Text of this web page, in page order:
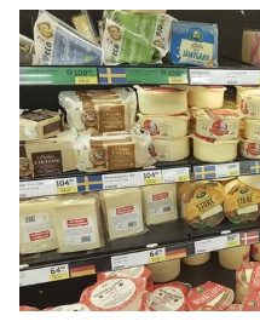
ausschlaggebend,